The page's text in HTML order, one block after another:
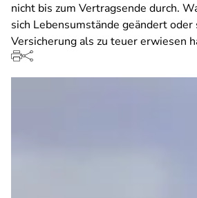
nicht bis zum Vertragsende durch.
sich Lebensumstände geändert oder
Versicherung als zu teuer erwiesen